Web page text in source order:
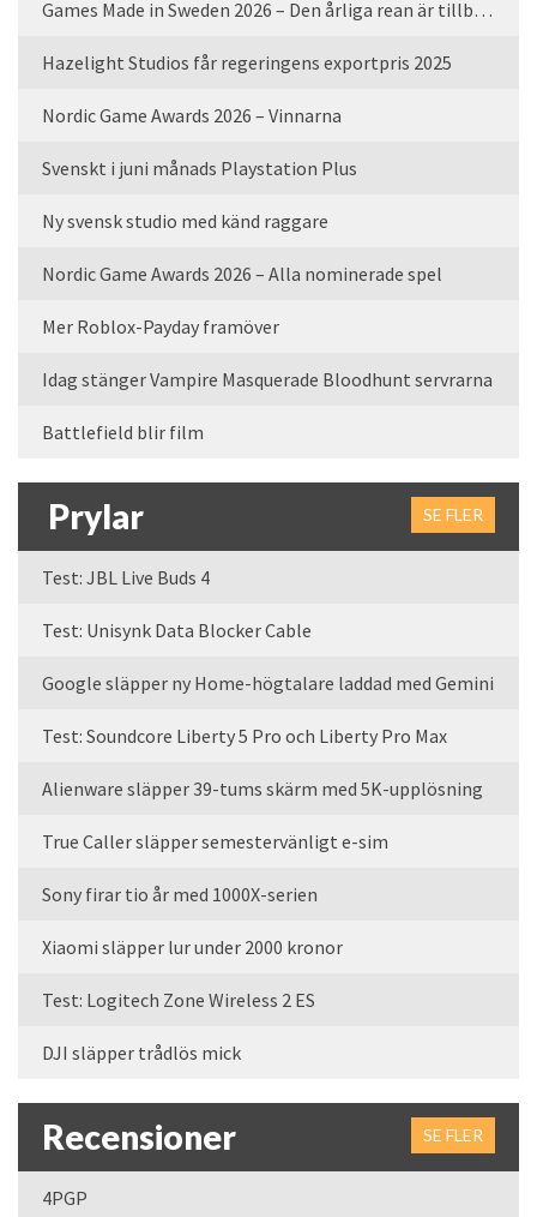
Games Made in Sweden 2026 – Den årliga rean är tillbaka
Hazelight Studios får regeringens exportpris 2025
Nordic Game Awards 2026 – Vinnarna
Svenskt i juni månads Playstation Plus
Ny svensk studio med känd raggare
Nordic Game Awards 2026 – Alla nominerade spel
Mer Roblox-Payday framöver
Idag stänger Vampire Masquerade Bloodhunt servrarna
Battlefield blir film
Prylar SE FLER
Test: JBL Live Buds 4
Test: Unisynk Data Blocker Cable
Google släpper ny Home-högtalare laddad med Gemini
Test: Soundcore Liberty 5 Pro och Liberty Pro Max
Alienware släpper 39-tums skärm med 5K-upplösning
True Caller släpper semestervänligt e-sim
Sony firar tio år med 1000X-serien
Xiaomi släpper lur under 2000 kronor
Test: Logitech Zone Wireless 2 ES
DJI släpper trådlös mick
Recensioner SE FLER
4PGP